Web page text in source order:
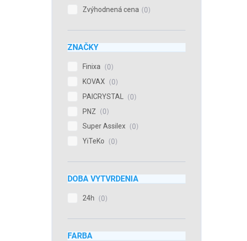
Zvýhodnená cena
0
ZNAČKY
Finixa
0
KOVAX
0
PAICRYSTAL
0
PNZ
0
Super Assilex
0
YiTeKo
0
DOBA VYTVRDENIA
24h 0
FARBA